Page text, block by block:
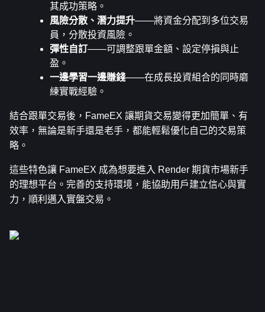
其成功策略。
風險分散、潛力提升——將資金分配到多位交易
員，分散投資風險。
彈性自訂——可調整跟單金額、設定停損與止
盈。
一邊學習一邊賺錢——在成長投資組合的同時磨
練實戰經驗。
結合跟單交易後，FameEX 讓期貨交易變得更加簡單、有
效率，無論是新手還是老手，都能輕鬆優化自己的交易策
略。
這些特色讓 FameEX 成為想要進入 Render 期貨市場新手
的理想平台。完善的支持環境，能協助用戶建立信心與實
力，順利邁入實盤交易。